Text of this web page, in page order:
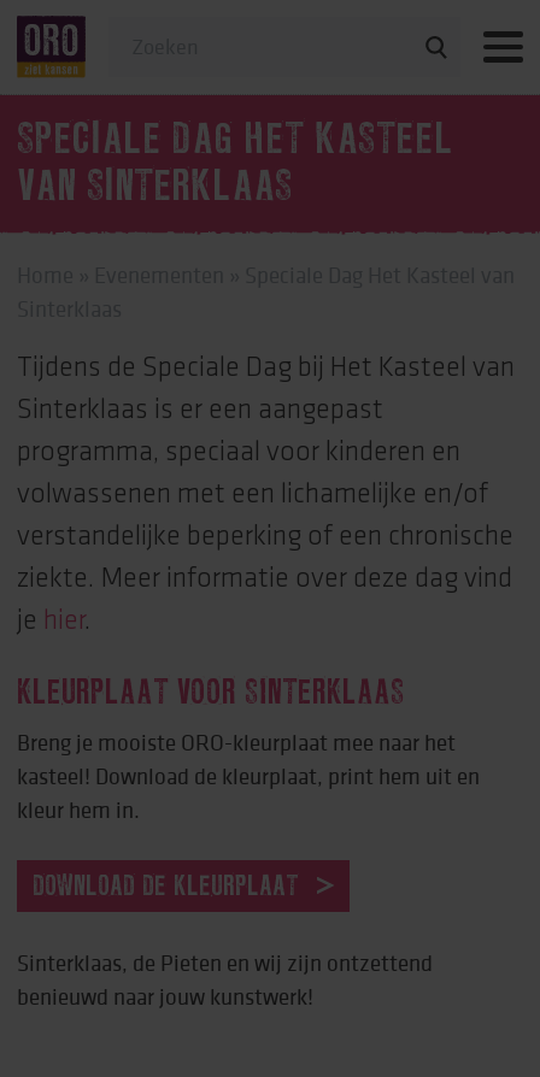
Veelgestelde vragen
SPECIALE DAG HET KASTEEL
VAN SINTERKLAAS
Tijdens de Speciale Dag bij Het Kasteel van
Sinterklaas is er een aangepast
programma, speciaal voor kinderen en
volwassenen met een lichamelijke en/of
verstandelijke beperking of een chronische
ziekte. Meer informatie over deze dag vind
je hier.
KLEURPLAAT VOOR SINTERKLAAS
Breng je mooiste ORO-kleurplaat mee naar het
kasteel! Download de kleurplaat, print hem uit en
kleur hem in.
DOWNLOAD DE KLEURPLAAT
Sinterklaas, de Pieten en wij zijn ontzettend
benieuwd naar jouw kunstwerk!